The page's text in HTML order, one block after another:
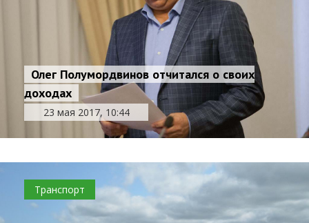
Олег Полумордвинов отчитался о своих
доходах
23 мая 2017, 10:44
Транспорт